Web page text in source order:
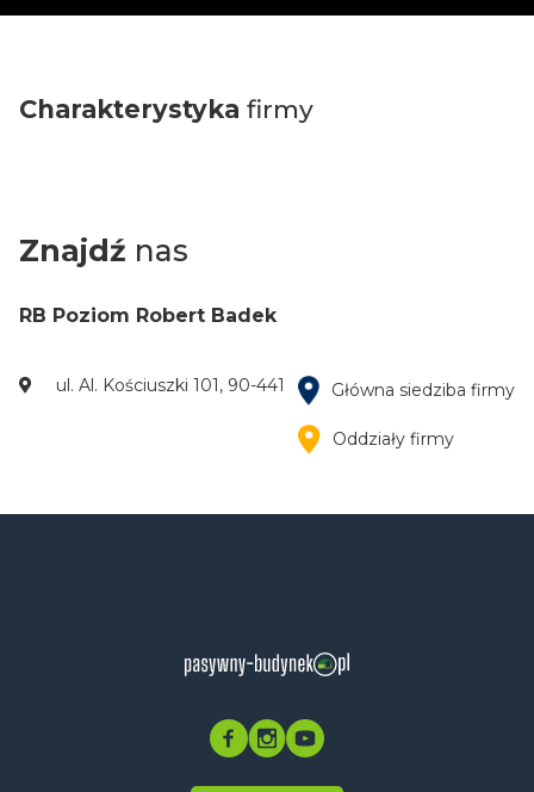
Charakterystyka firmy
Znajdź nas
RB Poziom Robert Badek
ul. Al. Kościuszki 101, 90-441 Główna siedziba firmy
Oddziały firmy